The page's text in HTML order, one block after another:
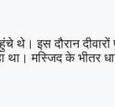
इस दौरान दीवारों
मस्जिद के भीतर